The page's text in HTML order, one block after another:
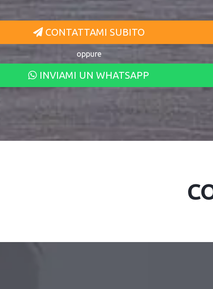
CONTATTAMI SUBITO
oppure
INVIAMI UN WHATSAPP